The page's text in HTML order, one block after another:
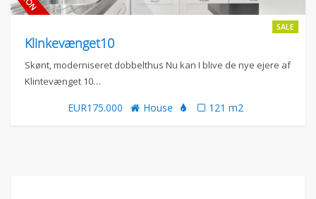
SALE
Klinkevænget10
Skønt, moderniseret dobbelthus Nu kan I blive de nye ejere af
Klintevænget 10…
EUR175.000 House 121 m2